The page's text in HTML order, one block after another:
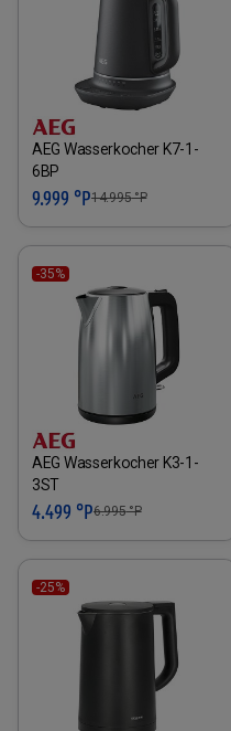
AEG Wasserkocher K7-1-
6BP
9.999 °P14.995°P
-35%
AEG Wasserkocher K3-1-
3ST
4.499 °P6.995°P
-25%